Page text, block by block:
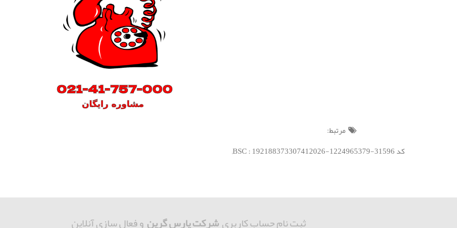
مرتبط:
کد BSC : 192188373307412026-1224965379-31596;
ثبت نام حساب کاربریشرکت پارس گرین و فعال سازی آنلاین